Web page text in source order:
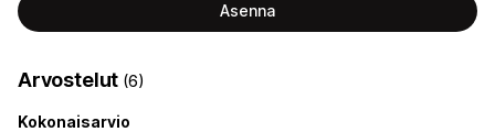
Asenna
Arvostelut (6)
Kokonaisarvio